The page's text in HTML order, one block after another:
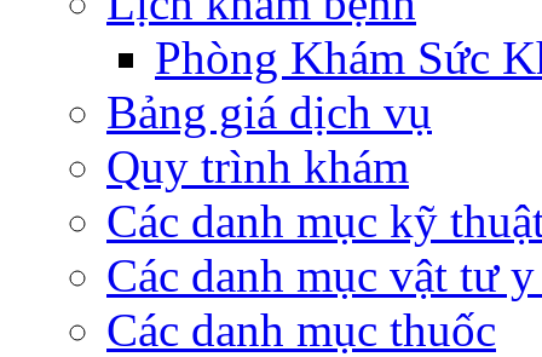
Phòng Khám Sức
Bảng giá dịch vụ
Quy trình khám
Các danh mục kỹ
Các danh mục vật tư
Các danh mục thuốc